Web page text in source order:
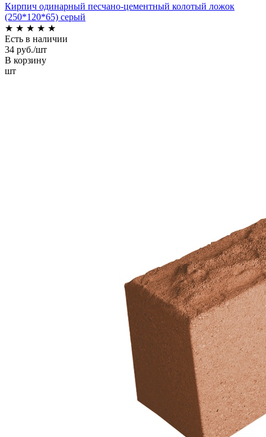
Кирпич одинарный песчано-цементный колотый ложок
(250*120*65) серый
★ ★ ★ ★ ★
Есть в наличии
34 руб./шт
В корзину
шт